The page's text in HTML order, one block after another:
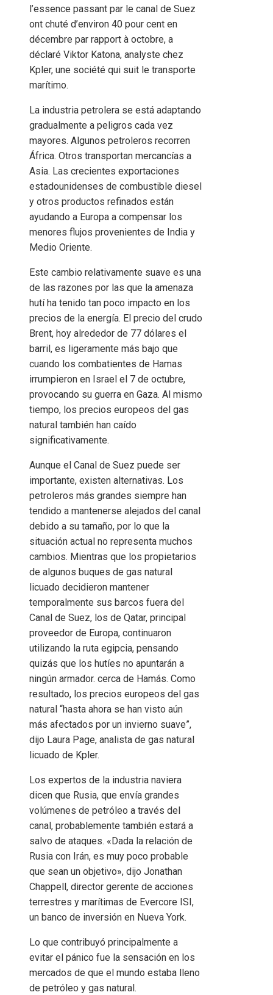
l’essence passant par le canal de Suez
ont chuté d’environ 40 pour cent en
décembre par rapport à octobre, a
déclaré Viktor Katona, analyste chez
Kpler, une société qui suit le transporte
marítimo.
La industria petrolera se está adaptando
gradualmente a peligros cada vez
mayores. Algunos petroleros recorren
África. Otros transportan mercancías a
Asia. Las crecientes exportaciones
estadounidenses de combustible diesel
y otros productos refinados están
ayudando a Europa a compensar los
menores flujos provenientes de India y
Medio Oriente.
Este cambio relativamente suave es una
de las razones por las que la amenaza
hutí ha tenido tan poco impacto en los
precios de la energía. El precio del crudo
Brent, hoy alrededor de 77 dólares el
barril, es ligeramente más bajo que
cuando los combatientes de Hamas
irrumpieron en Israel el 7 de octubre,
provocando su guerra en Gaza. Al mismo
tiempo, los precios europeos del gas
natural también han caído
significativamente.
Aunque el Canal de Suez puede ser
importante, existen alternativas. Los
petroleros más grandes siempre han
tendido a mantenerse alejados del canal
debido a su tamaño, por lo que la
situación actual no representa muchos
cambios. Mientras que los propietarios
de algunos buques de gas natural
licuado decidieron mantener
temporalmente sus barcos fuera del
Canal de Suez, los de Qatar, principal
proveedor de Europa, continuaron
utilizando la ruta egipcia, pensando
quizás que los hutíes no apuntarán a
ningún armador. cerca de Hamás. Como
resultado, los precios europeos del gas
natural “hasta ahora se han visto aún
más afectados por un invierno suave”,
dijo Laura Page, analista de gas natural
licuado de Kpler.
Los expertos de la industria naviera
dicen que Rusia, que envía grandes
volúmenes de petróleo a través del
canal, probablemente también estará a
salvo de ataques. «Dada la relación de
Rusia con Irán, es muy poco probable
que sean un objetivo», dijo Jonathan
Chappell, director gerente de acciones
terrestres y marítimas de Evercore ISI,
un banco de inversión en Nueva York.
Lo que contribuyó principalmente a
evitar el pánico fue la sensación en los
mercados de que el mundo estaba lleno
de petróleo y gas natural.